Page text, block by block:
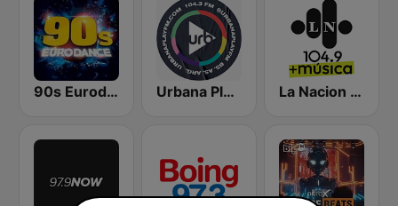
90s Eurodance Urbana Play 104.3 FM La Nacion 104.9